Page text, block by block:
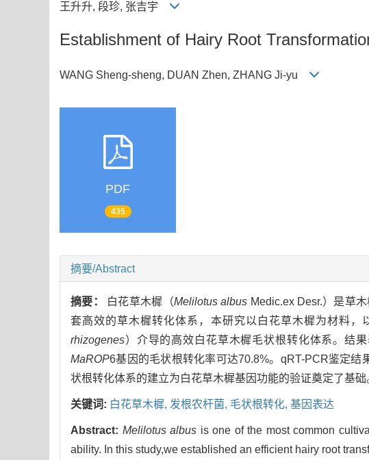
王升升, 段珍, 张吉宇
Establishment of Hairy Root
WANG Sheng-sheng, DUAN Zhen, ZHANG Ji-yu
PDF
435
摘要/Abstract
摘要： 白花草木樨（Melilotus albus Medic.ex Desr.）是草
套高效的草木樨转化体系，本研究以白花草木樨为材料，
rhizogenes）介导的高效白花草木樨毛状根转化体系。结
MaROP6基因的毛状根转化率可达70.8%。qRT-PCR鉴定结
状根转化体系的建立为白花草木樨基因功能的验证奠定了基础
关键词: 白花草木樨, 发根农杆菌, 毛状根转化, 基因表达
Abstract: Melilotus albus is one of the most common
ability. In this study,we established an efficient hairy root